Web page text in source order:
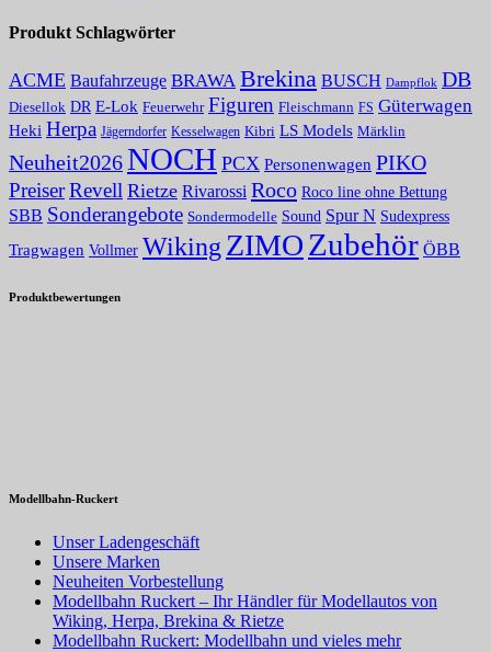
Produkt Schlagwörter
ACME Baufahrzeuge BRAWA Brekina BUSCH Dampflok DB
Diesellok DR E-Lok Feuerwehr Figuren Fleischmann FS Güterwagen
Heki Herpa Jägerndorfer Kesselwagen Kibri LS Models Märklin
Neuheit2026NOCH PCX Personenwagen PIKO
PreiserRevell Rietze Rivarossi Roco Roco line ohne Bettung
SBB Sonderangebote Sondermodelle Sound Spur N Sudexpress
Tragwagen Vollmer Wiking ZIMOZubehör ÖBB
Produktbewertungen
Modellbahn-Ruckert
Unser Ladengeschäft
Unsere Marken
Neuheiten Vorbestellung
Modellbahn Ruckert – Ihr Händler für Modellautos von
Wiking, Herpa, Brekina & Rietze
Modellbahn Ruckert: Modellbahn und vieles mehr